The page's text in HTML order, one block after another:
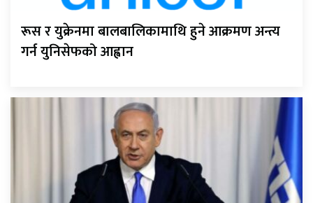
रूस र युक्रेनमा बालबालिकामाथि हुने आक्रमण अन्त्य
गर्न युनिसेफको आह्वान